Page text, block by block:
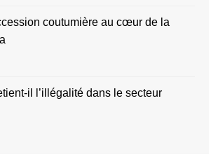
coutumière au cœur de la
il l’illégalité dans le secteur